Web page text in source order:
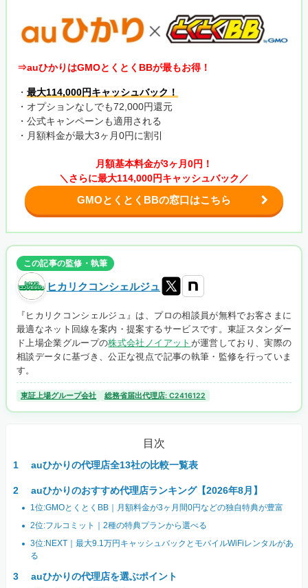
⇒auひかりはGMOとくとくBBが最もお得！
・ 最大114,000円キャッシュバック！
・オプションなしでも72,000円還元
・公式キャンペーンも適用される
・月額料金が最大3ヶ月0円に割引
月額基本料金が3ヶ月0円！
＼さらに最大114,000円キャッシュバック／
GMOとくとくBBの窓口はこちら
この記事の監修・執筆
ヒカリクコンシェルジュ
『ヒカリクコンシェルジュ』は、プロの相談員が無料でお客さまに
最適なネット回線を案内・提案するサービスです。東証スタンダー
ド上場企業グループの株式会社ノイアット が運営しており、実際の
相談データに基づき、公正な視点で記事の執筆・監修を行っていま
す。
東証上場グループ会社 総務省届出代理店: C2416122
目次
auひかりの代理店全13社の比較一覧表
auひかりのおすすめ代理店ランキング【2026年8月】
1位:GMOとくとくBB｜月額料金が3ヶ月間0円などの独自特典が豊富
2位:フルコミット｜2種の特典プランから選べる
3位:NEXT｜最大9.1万円キャッシュバックとモバイルWiFiレンタルがあ
る
auひかりの代理店を選ぶポイント